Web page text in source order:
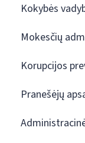
Kokybės
Mokesčių
Korupcijos
Pranešėjų